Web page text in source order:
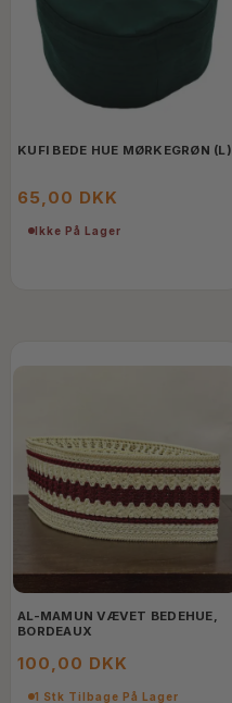
KUFI BEDE HUE MØRKEGRØN (L)
65,00 DKK
Ikke På Lager
AL-MAMUN VÆVET BEDEHUE,
BORDEAUX
100,00 DKK
1 Stk Tilbage På Lager